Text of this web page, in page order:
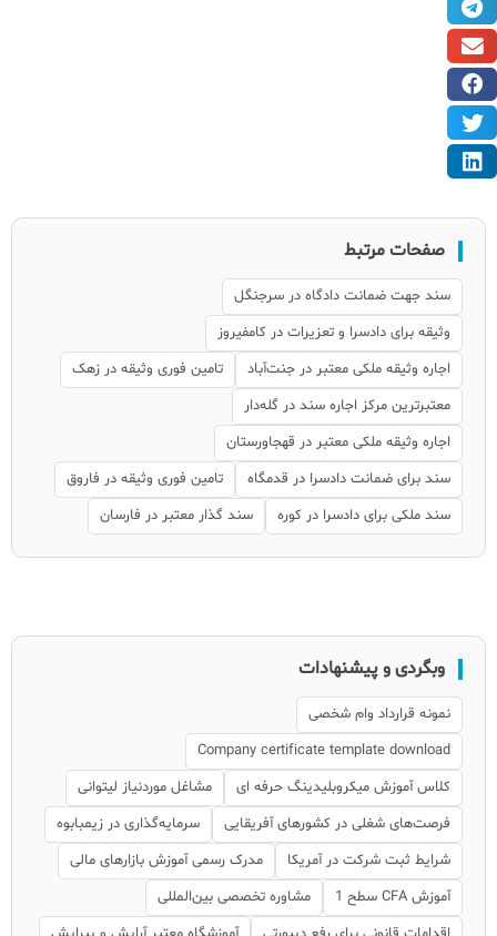
صفحات مرتبط
سند جهت ضمانت دادگاه در سرجنگل
وثیقه برای دادسرا و تعزیرات در کامفیروز
اجاره وثیقه ملکی معتبر در جنت‌آباد
تامین فوری وثیقه در زهک
معتبرترین مرکز اجاره سند در گله‌دار
اجاره وثیقه ملکی معتبر در قهجاورستان
سند برای ضمانت دادسرا در قدمگاه
تامین فوری وثیقه در فاروق
سند ملکی برای دادسرا در کوره
سند گذار معتبر در فارسان
وبگردی و پیشنهادات
نمونه قرارداد وام شخصی
Company certificate template download
کلاس آموزش میکروبلیدینگ حرفه ای
مشاغل موردنیاز لیتوانی
فرصت‌های شغلی در کشورهای آفریقایی
سرمایه‌گذاری در زیمبابوه
شرایط ثبت شرکت در آمریکا
مدرک رسمی آموزش بازارهای مالی
آموزش CFA سطح 1
مشاوره تخصصی بین‌المللی